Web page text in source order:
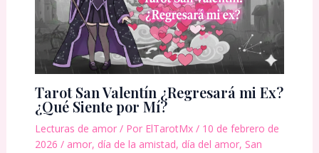
Tarot San Valentín ¿Regresará mi Ex?
¿Qué Siente por Mí?
Lecturas de amor/ Por ElTarotMx / 10 de febrero de
2026 / amor, día de la amistad, día del amor, San